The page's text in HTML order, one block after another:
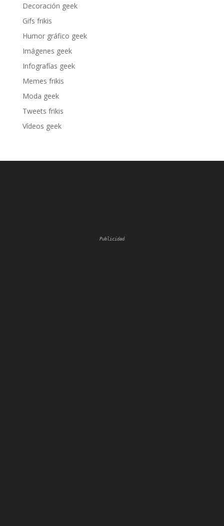
Decoración geek
Gifs frikis
Humor gráfico geek
Imágenes geek
Infografías geek
Memes frikis
Moda geek
Tweets frikis
Vídeos geek
Publicidad